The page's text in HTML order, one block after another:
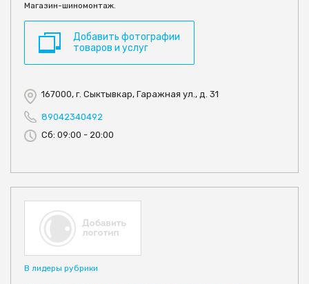
Магазин-шиномонтаж.
Добавить фотографии
товаров и услуг
167000, г. Сыктывкар, Гаражная ул., д. 31
89042340492
Сб: 09:00 - 20:00
В лидеры рубрики